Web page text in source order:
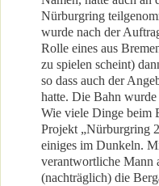
Nürburgring
wurde nach der
Rolle eines aus
zu spielen scheint)
so dass auch der
hatte. Die Bahn wurde
Wie viele Dinge beim
Projekt „Nürburgring
einiges im Dunkeln.
verantwortliche Mann
(nachträglich) die